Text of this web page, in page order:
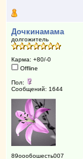
Дочкинамама
долгожитель
Карма: +80/-0
Offline
Пол:
Сообщений: 1644
89ооо6ошесть007